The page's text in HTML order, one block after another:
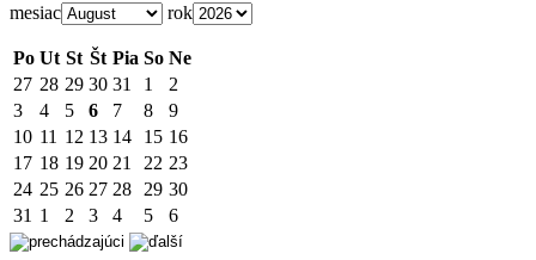
mesiac rok
Po Ut St Št Pia So Ne
27 28 29 30 31 1
2
3
4 5 6 7 8
9
10 11 12 13 14 15 16
17 18 19 20 21 22 23
24 25 26 27 28 29 30
31 1 2 3 4 5 6